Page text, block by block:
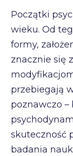
Początki
wieku. Od
formy,
znacznie się
przebiegają
poznawczo
skuteczność
badania